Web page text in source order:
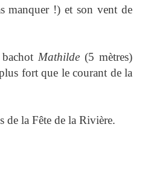
manquer !) et son vent de
Mathilde (5 mètres)
fort que le courant de la
de la Fête de la Rivière.